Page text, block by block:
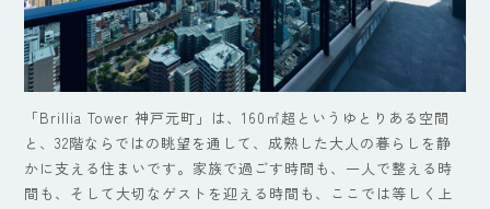
「Brillia Tower 神戸元町」は、160㎡超というゆとりある空間
と、32階ならではの眺望を通して、成熟した大人の暮らしを静
かに支える住まいです。家族で過ごす時間も、一人で整える時
間も、そして大切なゲストを迎える時間も、ここでは等しく上